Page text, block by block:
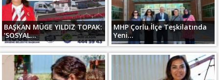
BAŞKAN MÜGE YILDIZ TOPAK:
‘SOSYAL...
MHP Çorlu İlçe Teşkilatında
Yeni...